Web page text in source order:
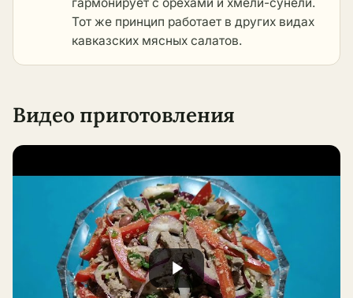
Тот же принцип работает в других видах
кавказских мясных салатов.
Видео приготовления